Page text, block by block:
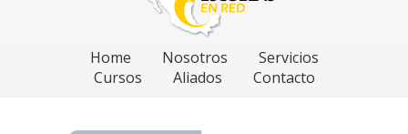
Home Nosotros
Servicios
Cursos
Aliados Contacto